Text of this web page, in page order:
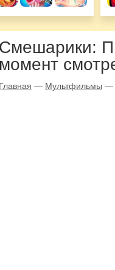
Смешарики:
момент
Главная — Мультфильмы —